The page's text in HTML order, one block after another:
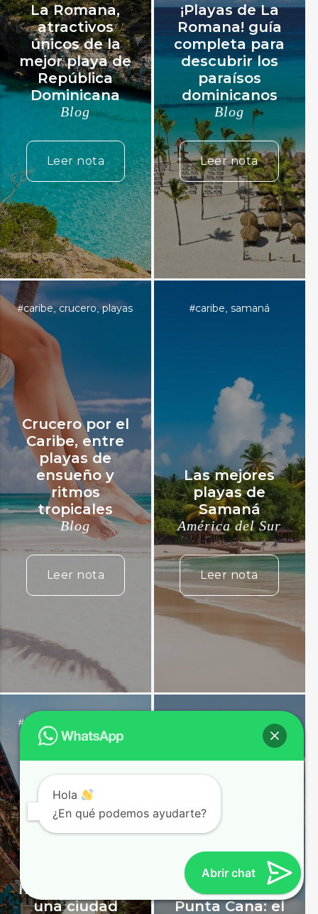
La Romana,
atractivos
únicos de la
mejor playa de
República
Dominicana
Blog
Leer nota
¡Playas de La
Romana! guía
completa para
descubrir los
paraísos
dominicanos
Blog
Leer nota
#caribe,crucero,playas
Crucero por el
Caribe, entre
playas de
ensueño y
ritmos
tropicales
Blog
Leer nota
#caribe samaná
Las mejores
playas de
Samaná
América del Sur
Leer nota
#república dominicana
Santo Domingo
historia viva de
una ciudad
república
Top 5 Playas de
Punta Cana: el
Hola
¿En qué podemos ayudarte?
Abrir chat